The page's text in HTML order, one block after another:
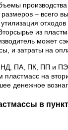
размеров – всего
из
может
и затраты на
ПА, ПК, ПП и
пластмасс на
денежное
в